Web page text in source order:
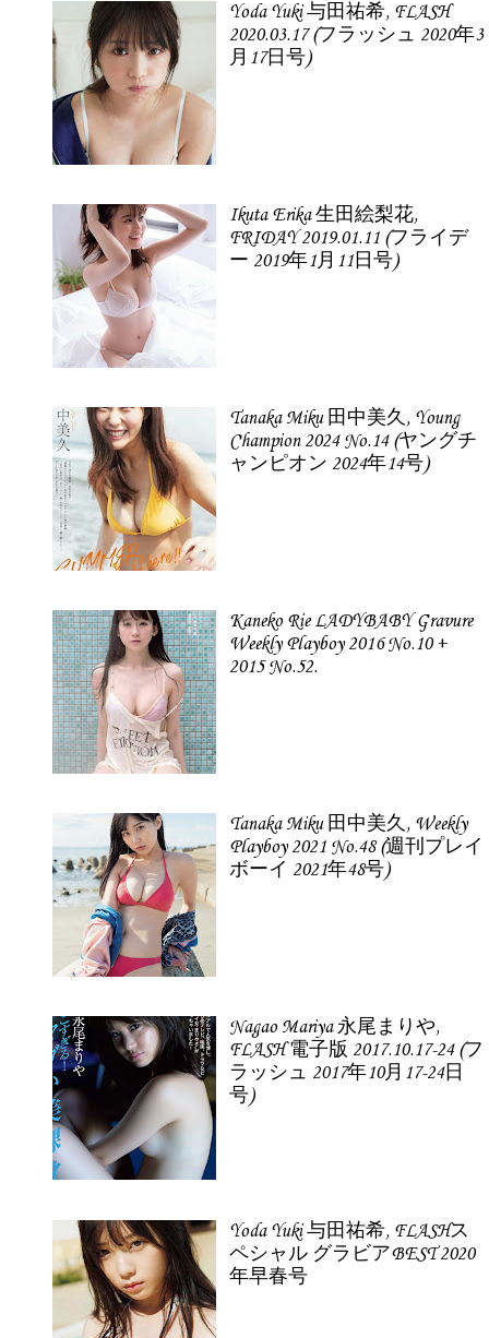
Yoda Yuki 与田祐希, FLASH
2020.03.17 (フラッシュ 2020年3
月17日号)
Ikuta Erika 生田絵梨花,
FRIDAY 2019.01.11 (フライデ
ー 2019年1月11日号)
Tanaka Miku 田中美久, Young
Champion 2024 No.14 (ヤングチ
ャンピオン 2024年14号)
Kaneko Rie LADYBABY Gravure
Weekly Playboy 2016 No.10 +
2015 No.52.
Tanaka Miku 田中美久, Weekly
Playboy 2021 No.48 (週刊プレイ
ボーイ 2021年48号)
Nagao Mariya 永尾まりや,
FLASH 電子版 2017.10.17-24 (フ
ラッシュ 2017年10月17-24日
号)
Yoda Yuki 与田祐希, FLASHス
ペシャル グラビアBEST 2020
年早春号